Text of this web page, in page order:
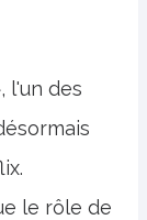
l'un des
le rôle de